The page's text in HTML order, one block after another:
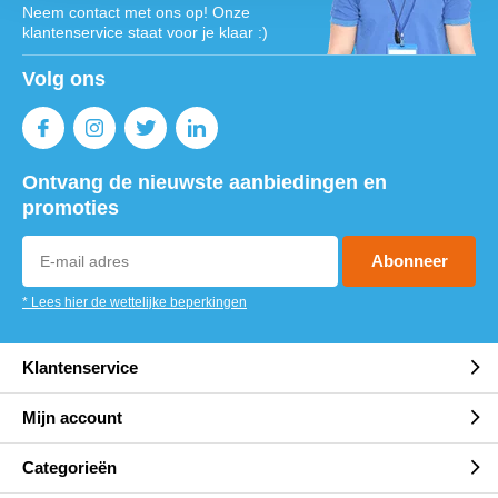
Neem contact met ons op! Onze
klantenservice staat voor je klaar :)
Volg ons
Ontvang de nieuwste aanbiedingen en
promoties
Abonneer
* Lees hier de wettelijke beperkingen
Klantenservice
Mijn account
Categorieën